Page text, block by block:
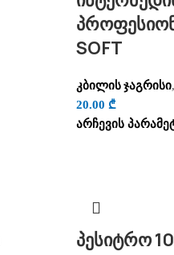
SOFT
კბილის ჯაგრისი,
20.00 ₾
არჩევის
პესიტრო